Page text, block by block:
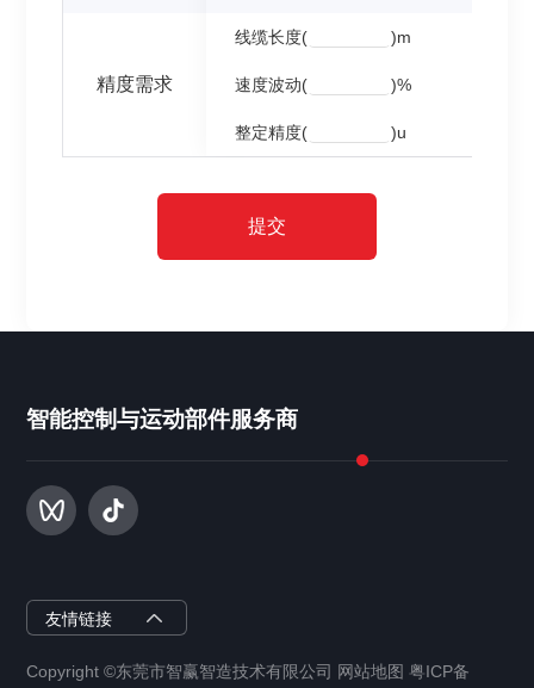
精度需求
线缆长度( )m
速度波动( )%
整定精度( )u
提交
智能控制与运动部件服务商
友情链接
智赢半导体
智赢智能装备
Copyright ©东莞市智赢智造技术有限公司 网站地图 粤ICP备